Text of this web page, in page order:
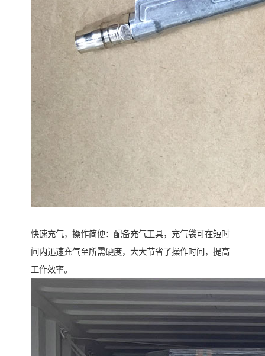
快速充气，操作简便：配备充气工具，充气袋可在短时
间内迅速充气至所需硬度，大大节省了操作时间，提高
工作效率。